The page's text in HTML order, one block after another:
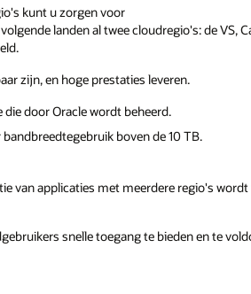
kunt u zorgen voor
landen al twee cloudregio's: de VS,
zijn, en hoge prestaties leveren.
door Oracle wordt beheerd.
boven de 10 TB.
van applicaties met meerdere regio's
snelle toegang te bieden en te